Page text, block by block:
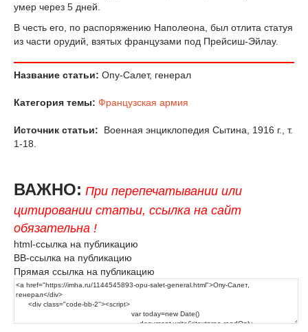
умер через 5 дней.
В честь его, по распоряжению Наполеона, был отлита статуя
из части орудий, взятых французами под Прейсиш-Эйлау.
Название статьи: Опу-Салет, генерал
Категория темы: Французская армия
Источник статьи:
Военная энциклопедия Сытина, 1916 г., т.
1-18.
ВАЖНО: При перепечатывании или
цитировании статьи, ссылка на сайт
обязательна !
html-ссылка на публикацию
BB-ссылка на публикацию
Прямая ссылка на публикацию